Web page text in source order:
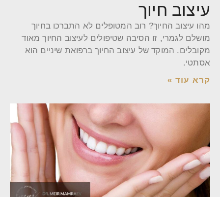
עיצוב חיוך
מהו עיצוב החיוך? רוב המטופלים לא התברכו בחיוך
מושלם לגמרי, זו הסיבה שטיפולים לעיצוב החיוך מאוד
מקובלים. המוקד של עיצוב החיוך ברפואת שיניים הוא
אסתטי.
קרא עוד »